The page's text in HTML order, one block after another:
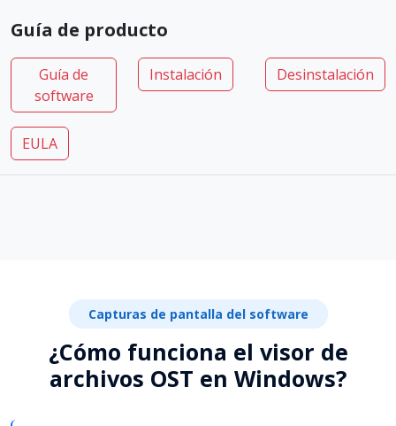
Guía de producto
Guía de
software
Instalación Desinstalación
EULA
Capturas de pantalla del software
¿Cómo funciona el visor de
archivos OST en Windows?